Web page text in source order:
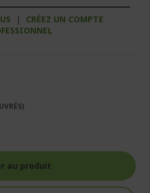
|
CRÉEZ UN COMPTE
au produit